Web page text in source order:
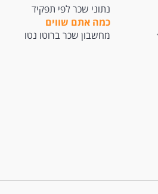
נתוני שכר לפי תפקיד
כמה אתם שווים
מחשבון שכר ברוטו נטו